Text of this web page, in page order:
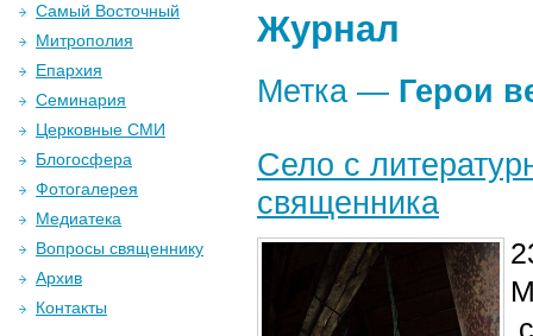
Журнал
Метка — Герои
Село с
священника
Самый Восточный
Митрополия
Епархия
Семинария
Церковные СМИ
Блогосфера
Фотогалерея
Медиатека
Вопросы священнику
Архив
Контакты